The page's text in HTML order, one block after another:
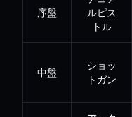
序盤
ルピス
トル
中盤
ショッ
トガン